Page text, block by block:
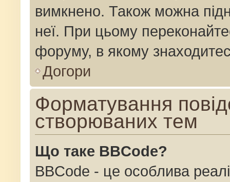
вимкнено. Також можна
неї. При цьому
форуму, в якому
Догори
Форматування
створюваних тем
Що таке BBCode?
BBCode - це особлива